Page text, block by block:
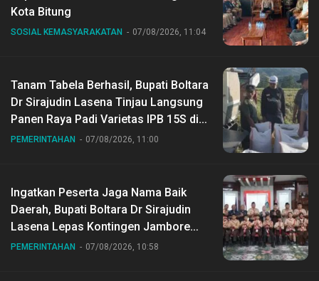
Kota Bitung
SOSIAL KEMASYARAKATAN 07/08/2026, 11:04
Tanam Tabela Berhasil, Bupati Boltara
Dr Sirajudin Lasena Tinjau Langsung
Panen Raya Padi Varietas IPB 15S di
Desa Gihang
PEMERINTAHAN 07/08/2026, 11:00
Ingatkan Peserta Jaga Nama Baik
Daerah, Bupati Boltara Dr Sirajudin
Lasena Lepas Kontingen Jambore
Nasional ke XII di Buperta Cibubur
PEMERINTAHAN 07/08/2026, 10:58